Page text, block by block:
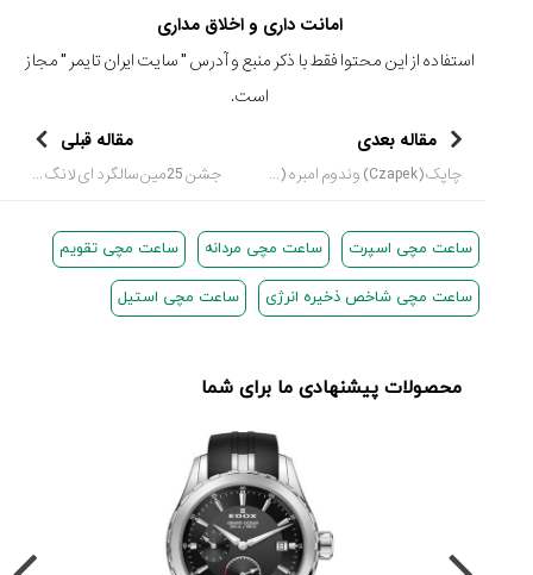
امانت داری و اخلاق مداری
استفاده از این محتوا فقط با ذکر منبع و آدرس "سایت ایران تایمر " مجاز
است.
مقاله بعدی
چاپک (Czapek) وندوم امبره (Place Vendome Ombres)
مقاله قبلی
جشن 25مین سالگرد ای لانگ و سوحنه (A. Lange & Sohne)
ساعت مچی اسپرت ساعت مچی مردانه ساعت مچی تقویم
ساعت مچی شاخص ذخیره انرژی ساعت مچی استیل
محصولات پیشنهادی ما برای شما